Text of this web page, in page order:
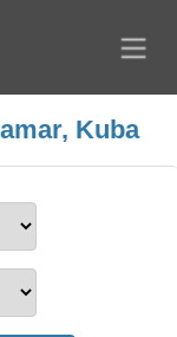
Kuba